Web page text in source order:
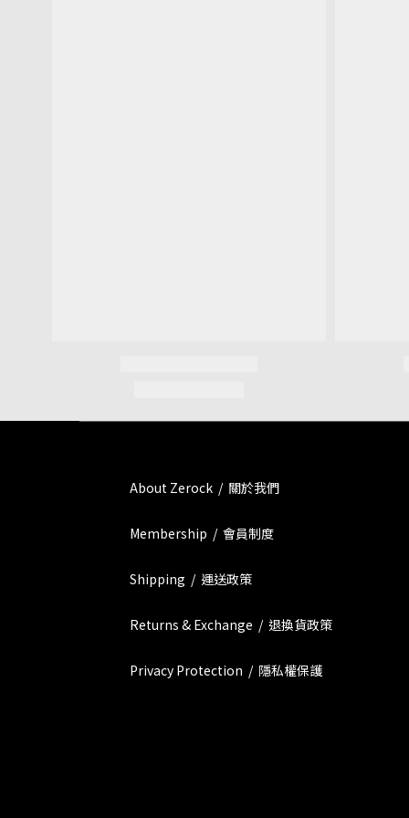
About Zerock / 關於我們
Membership / 會員制度
Shipping / 運送政策
Returns & Exchange / 退換貨政策
Privacy Protection / 隱私權保護